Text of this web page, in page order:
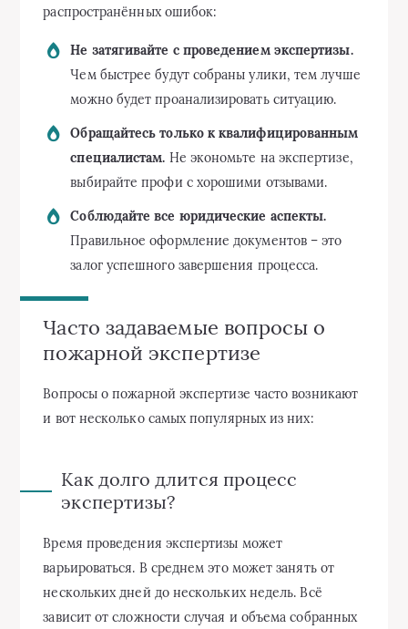
распространённых ошибок:
Не затягивайте с проведением экспертизы.
Чем быстрее будут собраны улики, тем лучше
можно будет проанализировать ситуацию.
Обращайтесь только к квалифицированным
специалистам. Не экономьте на экспертизе,
выбирайте профи с хорошими отзывами.
Соблюдайте все юридические аспекты.
Правильное оформление документов – это
залог успешного завершения процесса.
Часто задаваемые вопросы о
пожарной экспертизе
Вопросы о пожарной экспертизе часто возникают
и вот несколько самых популярных из них:
Как долго длится процесс
экспертизы?
Время проведения экспертизы может
варьироваться. В среднем это может занять от
нескольких дней до нескольких недель. Всё
зависит от сложности случая и объема собранных